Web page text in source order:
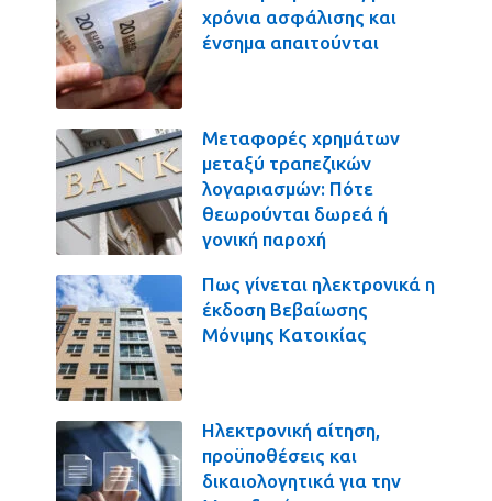
χρόνια ασφάλισης και
ένσημα απαιτούνται
Μεταφορές χρημάτων
μεταξύ τραπεζικών
λογαριασμών: Πότε
θεωρούνται δωρεά ή
γονική παροχή
Πως γίνεται ηλεκτρονικά η
έκδοση Βεβαίωσης
Μόνιμης Κατοικίας
Ηλεκτρονική αίτηση,
προϋποθέσεις και
δικαιολογητικά για την